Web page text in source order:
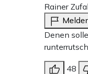
Rainer
Denen
48